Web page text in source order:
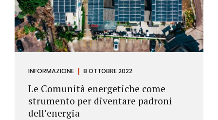
INFORMAZIONE 8 OTTOBRE 2022
Le Comunità energetiche come
strumento per diventare padroni
dell’energia